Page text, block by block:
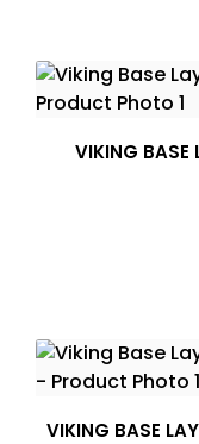
VIKING BASE
VIKING BASE